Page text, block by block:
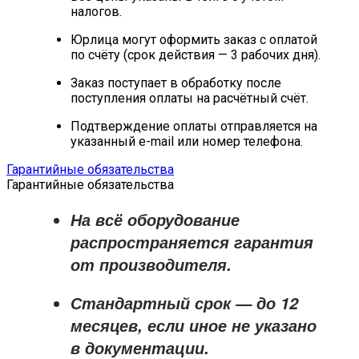
налогов.
Юрлица могут оформить заказ с оплатой
по счёту (срок действия — 3 рабочих дня).
Заказ поступает в обработку после
поступления оплаты на расчётный счёт.
Подтверждение оплаты отправляется на
указанный e-mail или номер телефона.
Гарантийные обязательства
Гарантийные обязательства
На всё оборудование
распространяется гарантия
от производителя.
Стандартный срок — до 12
месяцев, если иное не указано
в документации.